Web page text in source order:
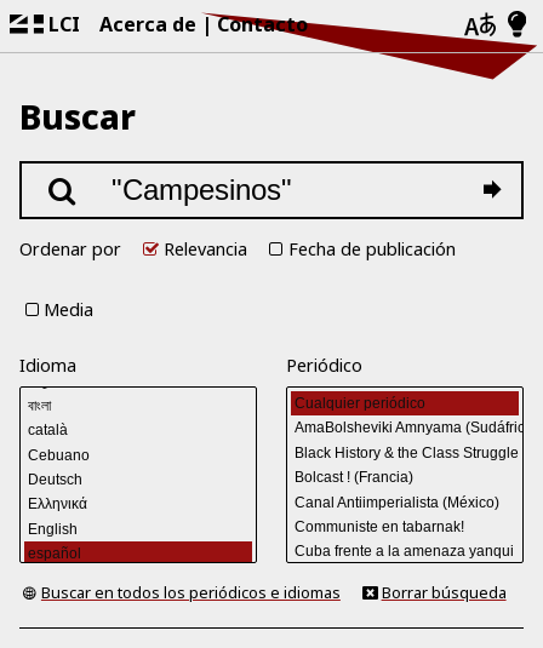
LCI Acerca de Contacto
Buscar
Ordenar por Relevancia Fecha de publicación
Media
Idioma Periódico
Buscar en todos los periódicos e idiomas Borrar búsqueda